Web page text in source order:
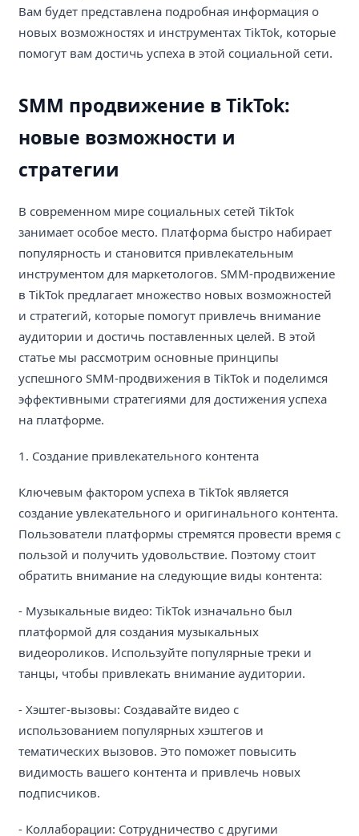
Вам будет представлена подробная информация о
новых возможностях и инструментах TikTok, которые
помогут вам достичь успеха в этой социальной сети.
SMM продвижение в TikTok:
новые возможности и
стратегии
В современном мире социальных сетей TikTok
занимает особое место. Платформа быстро набирает
популярность и становится привлекательным
инструментом для маркетологов. SMM-продвижение
в TikTok предлагает множество новых возможностей
и стратегий, которые помогут привлечь внимание
аудитории и достичь поставленных целей. В этой
статье мы рассмотрим основные принципы
успешного SMM-продвижения в TikTok и поделимся
эффективными стратегиями для достижения успеха
на платформе.
1. Создание привлекательного контента
Ключевым фактором успеха в TikTok является
создание увлекательного и оригинального контента.
Пользователи платформы стремятся провести время с
пользой и получить удовольствие. Поэтому стоит
обратить внимание на следующие виды контента:
- Музыкальные видео: TikTok изначально был
платформой для создания музыкальных
видеороликов. Используйте популярные треки и
танцы, чтобы привлекать внимание аудитории.
- Хэштег-вызовы: Создавайте видео с
использованием популярных хэштегов и
тематических вызовов. Это поможет повысить
видимость вашего контента и привлечь новых
подписчиков.
- Коллаборации: Сотрудничество с другими